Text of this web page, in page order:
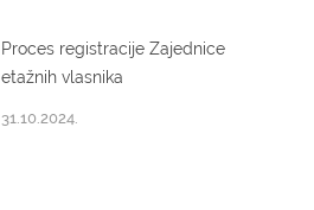
Proces registracije Zajednice
etažnih vlasnika
31.10.2024.